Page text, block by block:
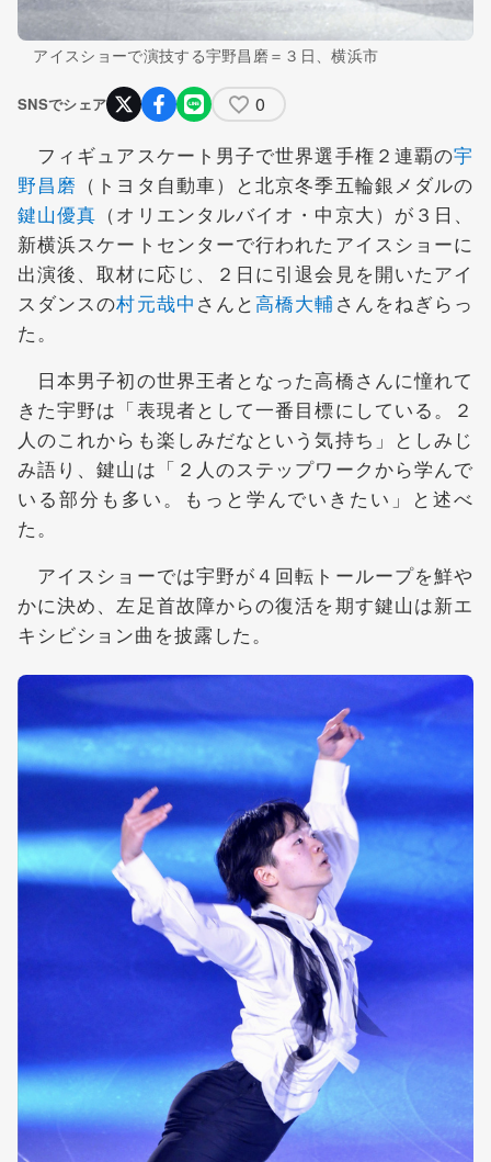
アイスショーで演技する宇野昌磨＝３日、横浜市
SNSでシェア 0
フィギュアスケート男子で世界選手権２連覇の宇
野昌磨 （トヨタ自動車）と北京冬季五輪銀メダルの
鍵山優真 （オリエンタルバイオ・中京大）が３日、
新横浜スケートセンターで行われたアイスショーに
出演後、取材に応じ、２日に引退会見を開いたアイ
スダンスの村元哉中 さんと高橋大輔 さんをねぎらっ
た。
日本男子初の世界王者となった高橋さんに憧れて
きた宇野は「表現者として一番目標にしている。２
人のこれからも楽しみだなという気持ち」としみじ
み語り、鍵山は「２人のステップワークから学んで
いる部分も多い。もっと学んでいきたい」と述べ
た。
アイスショーでは宇野が４回転トーループを鮮や
かに決め、左足首故障からの復活を期す鍵山は新エ
キシビション曲を披露した。